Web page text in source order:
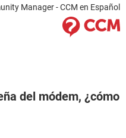
Manager - CCM en Español
del módem, ¿cómo